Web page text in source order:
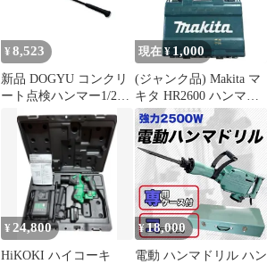
¥ 8,523
新品 DOGYU コンクリ
ート点検ハンマー1/2P
600mm
現在 ¥ 1,000
(ジャンク品) Makita マ
キタ HR2600 ハンマド
リル 有線 ケース付
¥ 24,800
HiKOKI ハイコーキ
¥18,000
電動 ハンマドリル ハン